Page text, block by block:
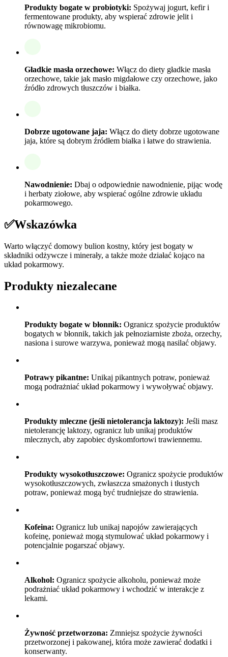
Produkty bogate w probiotyki: Spożywaj jogurt, kefir i
fermentowane produkty, aby wspierać zdrowie jelit i
równowagę mikrobiomu.
Gładkie masła orzechowe: Włącz do diety gładkie masła
orzechowe, takie jak masło migdałowe czy orzechowe, jako
źródło zdrowych tłuszczów i białka.
Dobrze ugotowane jaja: Włącz do diety dobrze ugotowane
jaja, które są dobrym źródłem białka i łatwe do strawienia.
Nawodnienie: Dbaj o odpowiednie nawodnienie, pijąc wodę
i herbaty ziołowe, aby wspierać ogólne zdrowie układu
pokarmowego.
✅Wskazówka
Warto włączyć domowy bulion kostny, który jest bogaty w
składniki odżywcze i minerały, a także może działać kojąco na
układ pokarmowy.
Produkty niezalecane
Produkty bogate w błonnik: Ogranicz spożycie produktów
bogatych w błonnik, takich jak pełnoziarniste zboża, orzechy,
nasiona i surowe warzywa, ponieważ mogą nasilać objawy.
Potrawy pikantne: Unikaj pikantnych potraw, ponieważ
mogą podrażniać układ pokarmowy i wywoływać objawy.
Produkty mleczne (jeśli nietolerancja laktozy): Jeśli masz
nietolerancję laktozy, ogranicz lub unikaj produktów
mlecznych, aby zapobiec dyskomfortowi trawiennemu.
Produkty wysokotłuszczowe: Ogranicz spożycie produktów
wysokotłuszczowych, zwłaszcza smażonych i tłustych
potraw, ponieważ mogą być trudniejsze do strawienia.
Kofeina: Ogranicz lub unikaj napojów zawierających
kofeinę, ponieważ mogą stymulować układ pokarmowy i
potencjalnie pogarszać objawy.
Alkohol: Ogranicz spożycie alkoholu, ponieważ może
podrażniać układ pokarmowy i wchodzić w interakcje z
lekami.
Żywność przetworzona: Zmniejsz spożycie żywności
przetworzonej i pakowanej, która może zawierać dodatki i
konserwanty.